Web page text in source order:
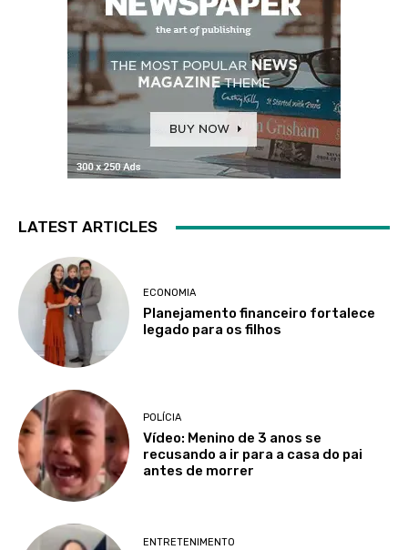
LATEST ARTICLES
ECONOMIA
Planejamento financeiro fortalece
legado para os filhos
POLÍCIA
Vídeo: Menino de 3 anos se
recusando a ir para a casa do pai
antes de morrer
ENTRETENIMENTO